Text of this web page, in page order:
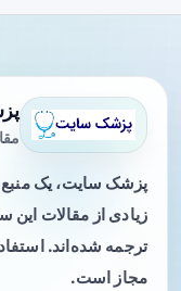
پزشک سایت، یک
زیادی از مقالات
ترجمه شده‌اند.
مجاز است.